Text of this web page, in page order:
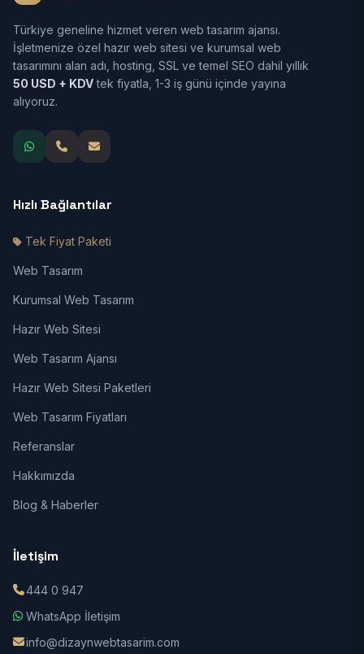
Türkiye geneline hizmet veren web tasarım ajansı.
İşletmenize özel hazır web sitesi ve kurumsal web
tasarımını alan adı, hosting, SSL ve temel SEO dahil yıllık
50 USD + KDVtek fiyatla, 1-3 iş günü içinde yayına
alıyoruz.
Hızlı Bağlantılar
Tek Fiyat Paketi
Web Tasarım
Kurumsal Web Tasarım
Hazır Web Sitesi
Web Tasarım Ajansı
Hazır Web Sitesi Paketleri
Web Tasarım Fiyatları
Referanslar
Hakkımızda
Blog & Haberler
İletişim
444 0 947
WhatsApp İletişim
info@dizaynwebtasarim.com